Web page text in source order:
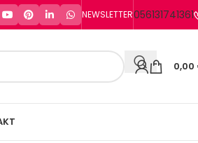
NEWSLETTER056131741361
0,00